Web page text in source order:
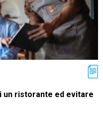
un ristorante ed evitare